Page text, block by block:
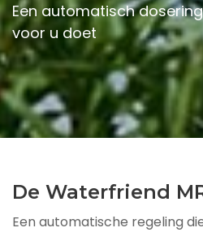
Een automatisch
voor u doet
De Waterfriend
Een automatische regeling